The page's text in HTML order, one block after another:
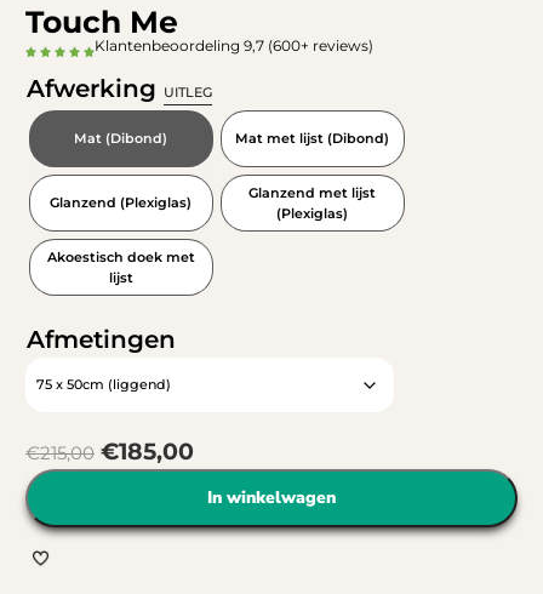
Touch Me
Klantenbeoordeling 9,7 (600+ reviews)
Afwerking UITLEG
Mat (Dibond) Mat met lijst (Dibond)
Glanzend (Plexiglas)
Glanzend met lijst
(Plexiglas)
Akoestisch doek met
lijst
Afmetingen
€215,00 €185,00
In winkelwagen